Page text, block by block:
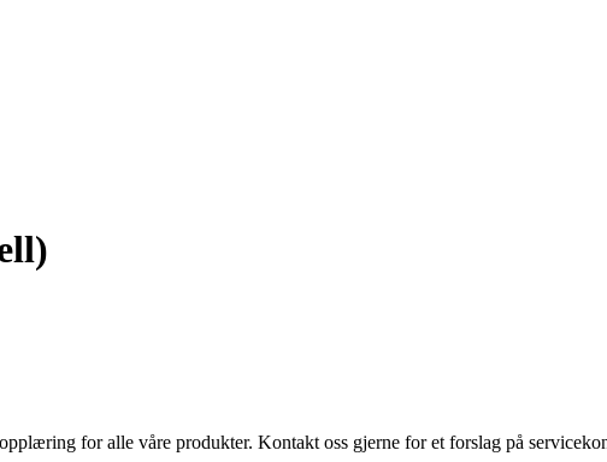
for alle våre produkter. Kontakt oss gjerne for et forslag på